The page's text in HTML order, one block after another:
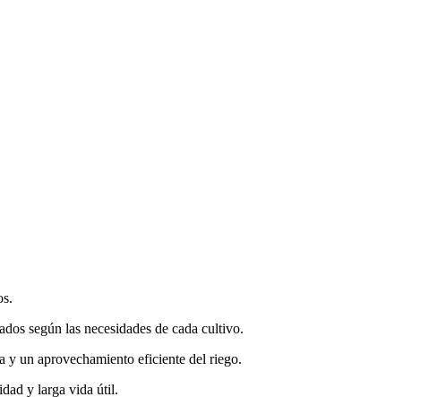
según las necesidades de cada cultivo.
y un aprovechamiento eficiente del riego.
y larga vida útil.